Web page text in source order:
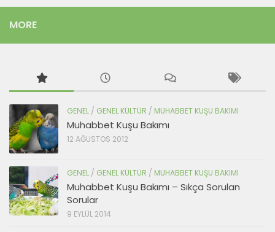
MORE
GENEL / GENEL KÜLTÜR / MUHABBET KUŞU BAKIMI
Muhabbet Kuşu Bakımı
12 AĞUSTOS 2012
GENEL / GENEL KÜLTÜR / MUHABBET KUŞU BAKIMI
Muhabbet Kuşu Bakımı – Sıkça Sorulan
Sorular
9 EYLÜL 2014